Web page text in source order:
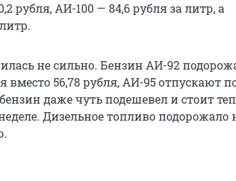
рубля, АИ-100 — 84,6 рубля за литр, а
не сильно. Бензин АИ-92
вместо 56,78 рубля, АИ-95 отпускают
даже чуть подешевел и стоит
Дизельное топливо подорожало